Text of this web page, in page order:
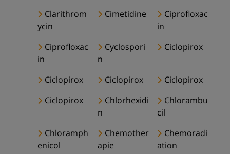
Clarithrom
ycin
Cimetidine
Ciprofloxac
in
Ciprofloxac
in
Cyclospori
n
Ciclopirox
Ciclopirox Ciclopirox
Ciclopirox
Ciclopirox
Chlorhexidi
n
Chlorambu
cil
Chloramph
enicol
Chemother
apie
Chemoradi
ation